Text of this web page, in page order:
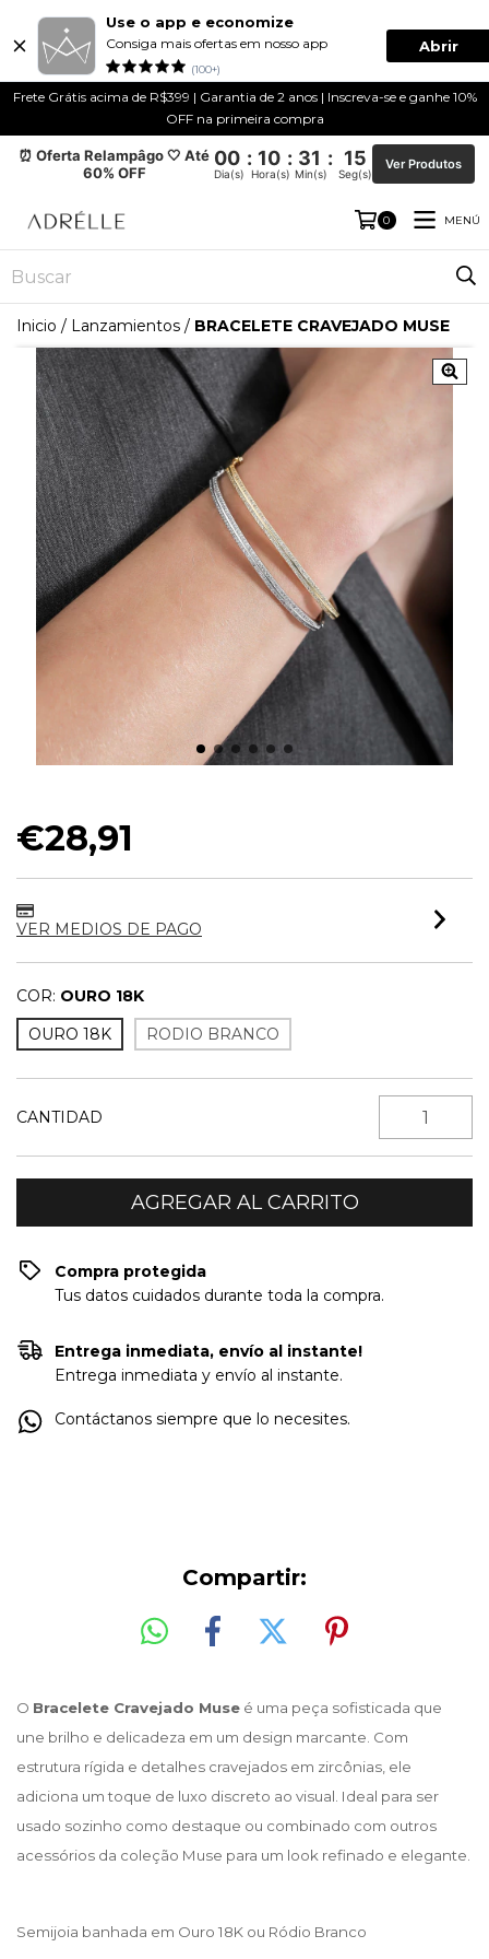
Use o app e economize
Consiga mais ofertas em nosso app
(100+)
Abrir
Frete Grátis acima de R$399 | Garantia de 2 anos | Inscreva-se e ganhe 10%
OFF na primeira compra
⏰ Oferta Relampâgo 🤍 Até
60% OFF
00 : 10 : 31 : 14
Dia(s) Hora(s) Min(s) Seg(s)
Ver Produtos
0 MENÚ
Inicio / Lanzamientos / BRACELETE CRAVEJADO MUSE
€28,91
VER MEDIOS DE PAGO
COR: OURO 18K
OURO 18K
RODIO BRANCO
CANTIDAD
Compra protegida
Tus datos cuidados durante toda la compra.
Entrega inmediata, envío al instante!
Entrega inmediata y envío al instante.
Contáctanos siempre que lo necesites.
Compartir:
O Bracelete Cravejado Muse é uma peça sofisticada que
une brilho e delicadeza em um design marcante. Com
estrutura rígida e detalhes cravejados em zircônias, ele
adiciona um toque de luxo discreto ao visual. Ideal para ser
usado sozinho como destaque ou combinado com outros
acessórios da coleção Muse para um look refinado e elegante.
Semijoia banhada em Ouro 18K ou Ródio Branco